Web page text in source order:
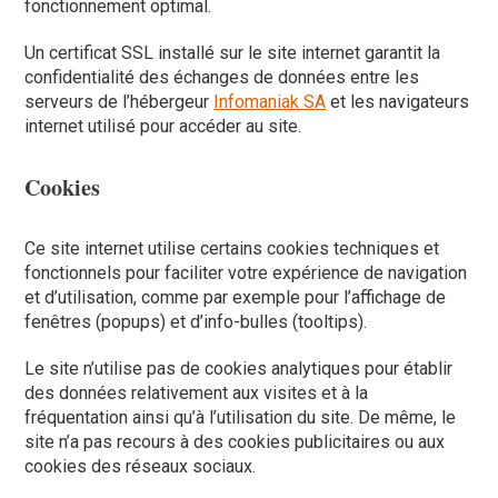
fonctionnement optimal.
Un certificat SSL installé sur le site internet garantit la
confidentialité des échanges de données entre les
serveurs de l’hébergeur Infomaniak SA et les navigateurs
internet utilisé pour accéder au site.
Cookies
Ce site internet utilise certains cookies techniques et
fonctionnels pour faciliter votre expérience de navigation
et d’utilisation, comme par exemple pour l’affichage de
fenêtres (popups) et d’info-bulles (tooltips).
Le site n’utilise pas de cookies analytiques pour établir
des données relativement aux visites et à la
fréquentation ainsi qu’à l’utilisation du site. De même, le
site n’a pas recours à des cookies publicitaires ou aux
cookies des réseaux sociaux.